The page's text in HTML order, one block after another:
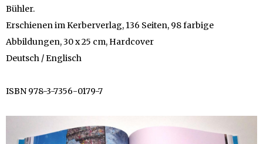
Bühler.
Erschienen im Kerberverlag, 136 Seiten, 98 farbige
Abbildungen, 30 x 25 cm, Hardcover
Deutsch / Englisch
ISBN 978-3-7356-0179-7